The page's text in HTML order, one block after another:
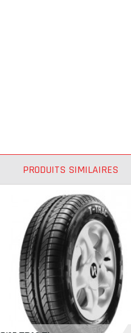
PRODUITS SIMILAIRES